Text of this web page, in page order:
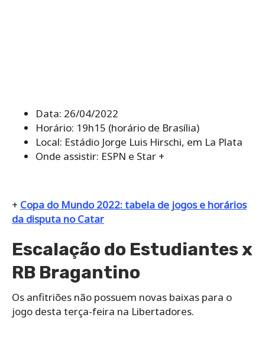
Data: 26/04/2022
Horário: 19h15 (horário de Brasília)
Local: Estádio Jorge Luis Hirschi, em La Plata
Onde assistir: ESPN e Star +
+ Copa do Mundo 2022: tabela de jogos e horários
da disputa no Catar
Escalação do Estudiantes x
RB Bragantino
Os anfitriões não possuem novas baixas para o
jogo desta terça-feira na Libertadores.